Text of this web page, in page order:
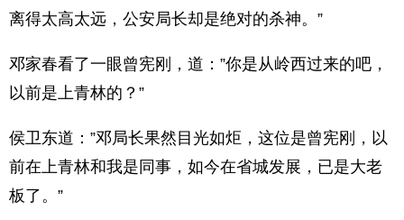
离得太高太远，公安局长却是绝对的杀神。”
邓家春看了一眼曾宪刚，道：”你是从岭西过来的吧，
以前是上青林的？”
侯卫东道：”邓局长果然目光如炬，这位是曾宪刚，以
前在上青林和我是同事，如今在省城发展，已是大老
板了。”